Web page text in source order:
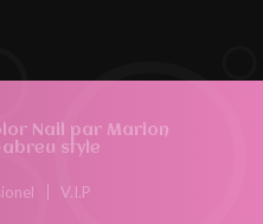
Nail par Marion
style
V.I.P